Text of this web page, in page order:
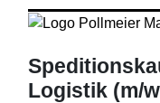
Logistik (m/w